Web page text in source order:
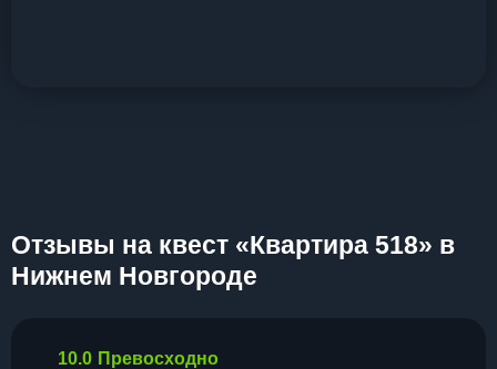
Отзывы на квест «Квартира 518» в
Нижнем Новгороде
10.0 Превосходно